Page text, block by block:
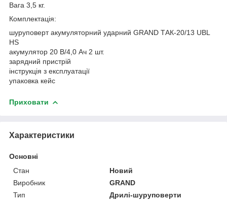
Вага 3,5 кг.
Комплектація:
шуруповерт акумуляторний ударний GRAND ТАК-20/13 UBL
HS
акумулятор 20 В/4,0 Ач 2 шт.
зарядний пристрій
інструкція з експлуатації
упаковка кейс
Приховати
Характеристики
Основні
Стан
Новий
Виробник
GRAND
Тип
Дрилі-шуруповерти